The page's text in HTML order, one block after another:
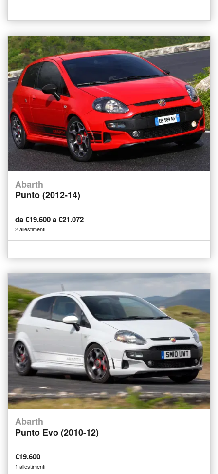
Abarth
Punto (2012-14)
da €19.600 a €21.072
2 allestimenti
Abarth
Punto Evo (2010-12)
€19.600
1 allestimenti